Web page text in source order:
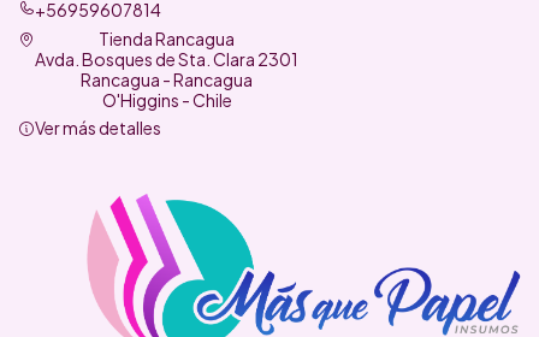
+56959607814
Tienda Rancagua
Avda. Bosques de Sta. Clara 2301
Rancagua - Rancagua
O'Higgins - Chile
Ver más detalles